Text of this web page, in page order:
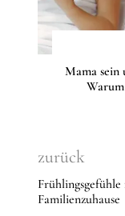
Mama
zurück
Frühlingsgefühle
Familienzuhause